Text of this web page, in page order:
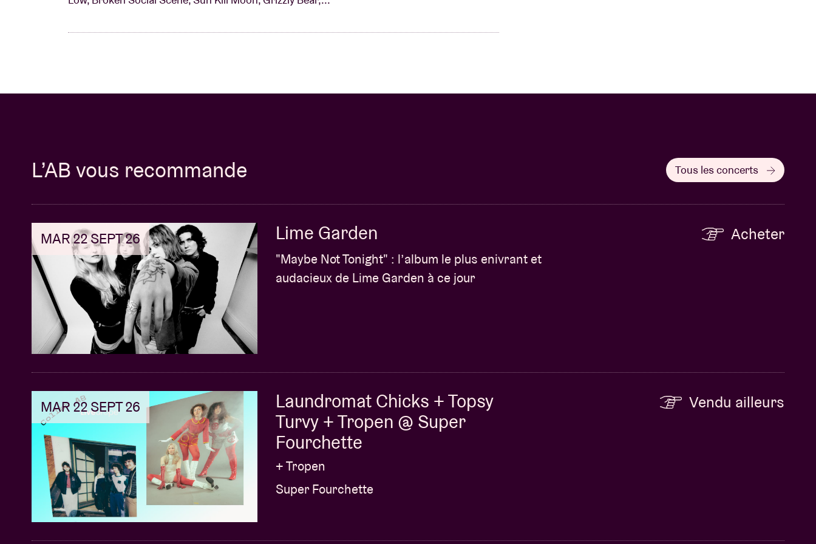
L’AB vous recommande Tous les concerts
MAR 22 SEPT 26 Lime Garden
"Maybe Not Tonight" : l’album le plus enivrant et
audacieux de Lime Garden à ce jour
Acheter
MAR 22 SEPT 26
Laundromat Chicks + Topsy
Turvy + Tropen @ Super
Fourchette
+ Tropen
Super Fourchette
Vendu ailleurs